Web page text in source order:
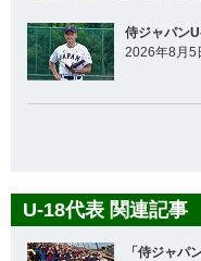
侍ジャパン
2026年8月5
U-18代表 関連記事
「侍ジャパ